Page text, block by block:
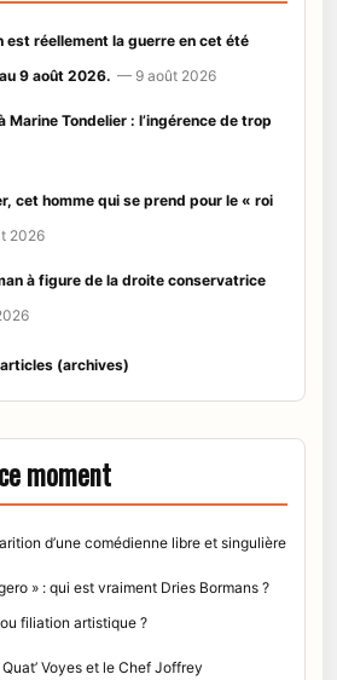
est réellement la guerre en cet été
9 août 2026. — 9 août 2026
Marine Tondelier : l’ingérence de trop
cet homme qui se prend pour le « roi
2026
à figure de la droite conservatrice
(archives)
moment
d’une comédienne libre et singulière
» : qui est vraiment Dries Bormans ?
filiation artistique ?
Voyes et le Chef Joffrey